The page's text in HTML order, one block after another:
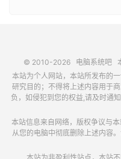
© 2010-2026 电脑系统吧
本站为个人网站，本站所发布的
研究目的；不得将上述内容用于
负，如侵犯到您的权益,请及时通
本站信息来自网络，版权争议与
从您的电脑中彻底删除上述内容